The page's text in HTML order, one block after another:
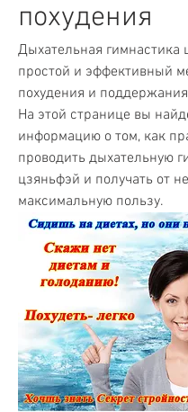
похудения
Дыхательная
простой и эффективный
похудения и
На этой странице вы
информацию о том, как
проводить дыхательную
цзяньфэй и получать от
максимальную пользу.